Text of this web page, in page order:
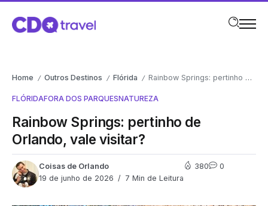
Home / Outros Destinos / Flórida / Rainbow Springs: pertinho de Orlando, vale visitar?
FLÓRIDAFORA DOS PARQUESNATUREZA
Rainbow Springs: pertinho de
Orlando, vale visitar?
Coisas de Orlando
19 de junho de 2026
7 Min de Leitura
380 0